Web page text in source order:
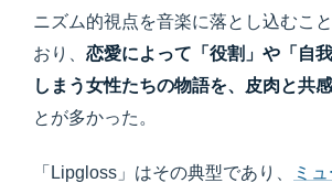
ニズム的視点を音楽に落とし込むこ
おり、 恋愛によって「役割」や「自
しまう女性たちの物語を、皮肉と共
とが多かった。
「Lipgloss」はその典型であり、 ミ